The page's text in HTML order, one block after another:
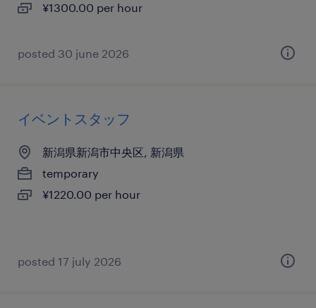
¥1300.00 per hour
posted 30 june 2026
イベントスタッフ
新潟県新潟市中央区, 新潟県
temporary
¥1220.00 per hour
posted 17 july 2026